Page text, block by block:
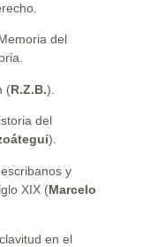
del
(R.Z.B.).
del
).
escribanos y
XIX (Marcelo
en el